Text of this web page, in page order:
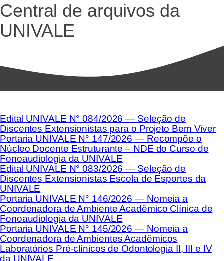
Central de arquivos da
UNIVALE
Edital UNIVALE N° 084/2026 — Seleção de
Discentes Extensionistas para o Projeto Bem Viver
Portaria UNIVALE N° 147/2026 — Recompõe o
Núcleo Docente Estruturante – NDE do Curso de
Fonoaudiologia da UNIVALE
Edital UNIVALE N° 083/2026 — Seleção de
Discentes Extensionistas Escola de Esportes da
UNIVALE
Portaria UNIVALE N° 146/2026 — Nomeia a
Coordenadora de Ambiente Acadêmico Clínica de
Fonoaudiologia da UNIVALE
Portaria UNIVALE N° 145/2026 — Nomeia a
Coordenadora de Ambientes Acadêmicos
Laboratórios Pré-clínicos de Odontologia II, III e IV
da UNIVALE